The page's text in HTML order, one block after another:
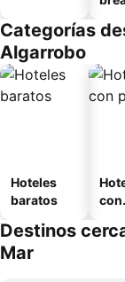
Categorías
Algarrobo
Hoteles
baratos
con
Destinos
Mar